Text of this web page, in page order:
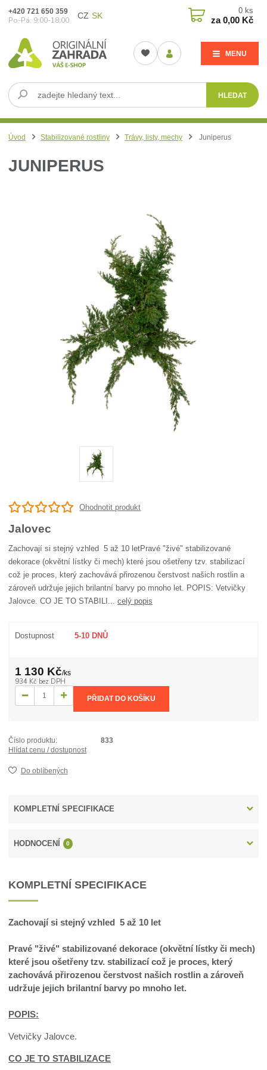
CZ SK
MENU
HLEDAT
+420 721 650 359
Po-Pá: 9:00-18:00
0 ks
za0,00 Kč
Úvod Stabilizované rostliny Trávy, listy, mechy Juniperus
JUNIPERUS
Ohodnotit produkt
Jalovec
Zachovají si stejný vzhled 5 až 10 letPravé "živé" stabilizované
dekorace (okvětní lístky či mech) které jsou ošetřeny tzv. stabilizací
což je proces, který zachovává přirozenou čerstvost našich rostlin a
zároveň udržuje jejich brilantní barvy po mnoho let. POPIS: Vetvičky
Jalovce. CO JE TO STABILI...celý popis
Dostupnost 5-10 DNŮ
1 130 Kč/ks
934 Kč bez DPH
PŘIDAT DO KOŠÍKU
Číslo produktu:
833
Hlídat cenu / dostupnost
Do oblíbených
KOMPLETNÍ SPECIFIKACE
HODNOCENÍ 0
KOMPLETNÍ SPECIFIKACE
Zachovají si stejný vzhled 5 až 10 let
Pravé "živé" stabilizované dekorace (okvětní lístky či mech)
které jsou ošetřeny tzv. stabilizací což je proces, který
zachovává přirozenou čerstvost našich rostlin a zároveň
udržuje jejich brilantní barvy po mnoho let.
POPIS:
Vetvičky Jalovce.
CO JE TO STABILIZACE